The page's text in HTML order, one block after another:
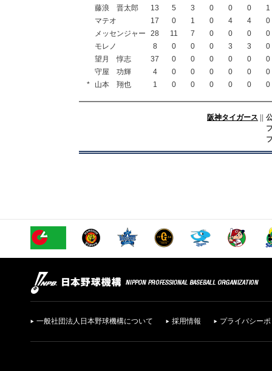
藤浪 晋太郎
13 5 3 0 0 0
1
マテオ
17 0 1 0 4 4
0
メッセンジャー
28 11 7 0 0 0
0
モレノ
8 0 0 0 3 3
0
望月 惇志
37 0 0 0 0 0
0
守屋 功輝
4 0 0 0 0 0
0
*
山本 翔也 1 0 0 0 0 0 0
阪神タイガース
一般社団法人日本野球機構について 採用情報 プライバシー